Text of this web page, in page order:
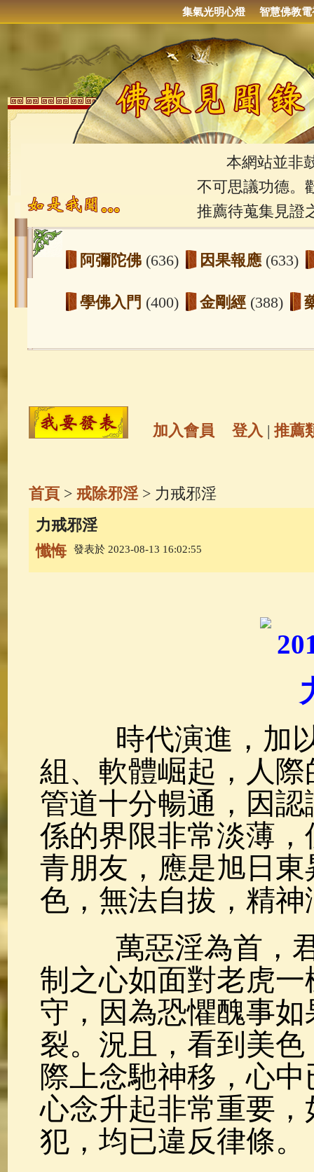
集氣光明心燈 智慧佛教電
本網站並非鼓
不可思議功德。
推薦待蒐集見證
阿彌陀佛 (636) 因果報應 (633)
學佛入門 (400) 金剛經 (388)
玉曆寶鈔(236) 地藏經(225)
高僧故事 (141) 放生護生 (133)
一切如來心秘密全身舍利寶篋印
釋迦牟尼佛傳(69)
佛說療痔(腫瘤)
加入會員 登入 | 推薦
首頁> 戒除邪淫> 力戒邪淫
力戒邪淫
懺悔
發表於 2023-08-13 16:02:55
時代演進，加以
組、軟體崛起，人
管道十分暢通，因
係的界限非常淡薄
青朋友，應是旭日
色，無法自拔，精
萬惡淫為首，君
制之心如面對老虎
守，因為恐懼醜事
裂。況且，看到美
際上念馳神移，心
心念升起非常重要
犯，均已違反律條。